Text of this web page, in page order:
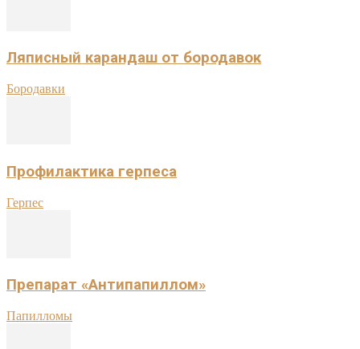
Ляписный карандаш от бородавок
Бородавки
Профилактика герпеса
Герпес
Препарат «Антипапиллом»
Папилломы